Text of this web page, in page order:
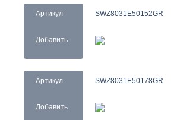
Артикул
Добавить
SWZ8031E50152GR
Артикул
Добавить
SWZ8031E50178GR